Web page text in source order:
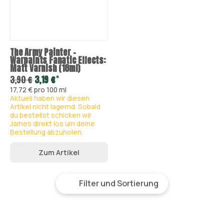
Filter und Sortierung
The Army Painter -
Warpaints Fanatic Effects:
Matt Varnish (18ml)
3,90 €3,19 €*
17,72 € pro 100 ml
Aktuell haben wir diesen
Artikel nicht lagernd. Sobald
du bestellst schicken wir
James direkt los um deine
Bestellung abzuholen.
Zum Artikel